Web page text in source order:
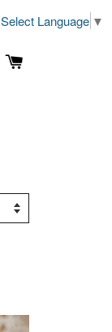
Select Language ▼